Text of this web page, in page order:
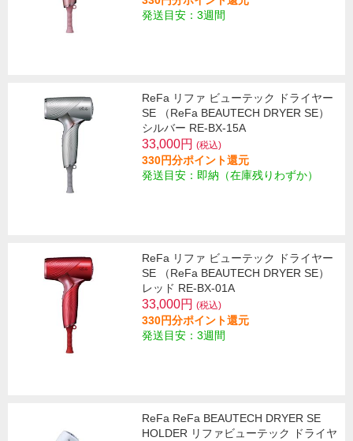
発送目安：3週間
ReFa リファ ビューテック ドライヤー
SE （ReFa BEAUTECH DRYER SE）
シルバー RE-BX-15A
33,000円 (税込)
330円分ポイント還元
発送目安：即納（在庫残りわずか）
ReFa リファ ビューテック ドライヤー
SE （ReFa BEAUTECH DRYER SE）
レッド RE-BX-01A
33,000円 (税込)
330円分ポイント還元
発送目安：3週間
ReFa ReFa BEAUTECH DRYER SE
HOLDER リファビューテック ドライヤ